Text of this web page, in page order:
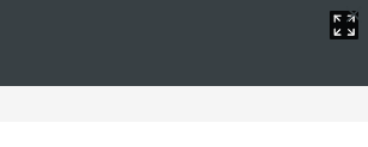
i--mexico--buceo--playa--royal-level
para buceo en playa
Royal Level